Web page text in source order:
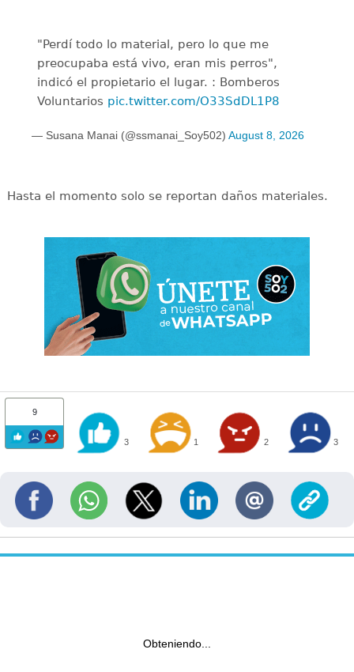
"Perdí todo lo material, pero lo que me
preocupaba está vivo, eran mis perros",
indicó el propietario el lugar. : Bomberos
Voluntarios pic.twitter.com/O33SdDL1P8
— Susana Manai (@ssmanai_Soy502) August 8, 2026
Hasta el momento solo se reportan daños materiales.
9
3 1 2 3
Obteniendo...